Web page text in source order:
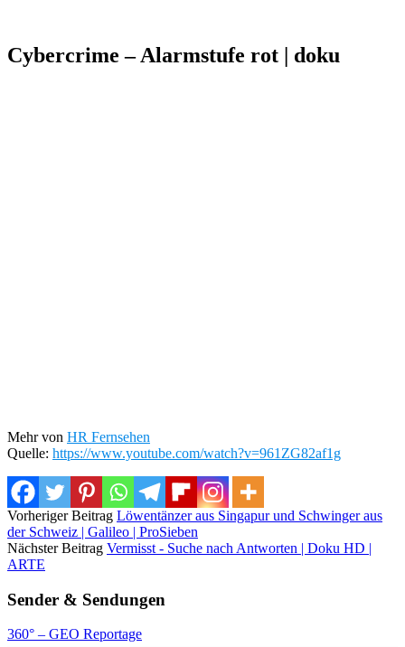
Cybercrime – Alarmstufe rot | doku
Mehr von HR Fernsehen
Quelle: https://www.youtube.com/watch?v=961ZG82af1g
Vorheriger Beitrag Löwentänzer aus Singapur und Schwinger aus
der Schweiz | Galileo | ProSieben
Nächster Beitrag Vermisst - Suche nach Antworten | Doku HD |
ARTE
Sender & Sendungen
360° – GEO Reportage